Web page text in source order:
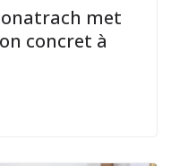
met
concret à